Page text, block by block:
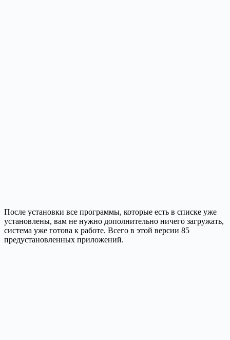
После установки все программы, которые есть в списке уже
установлены, вам не нужно дополнительно ничего загружать,
система уже готова к работе. Всего в этой версии 85
предустановленных приложений.